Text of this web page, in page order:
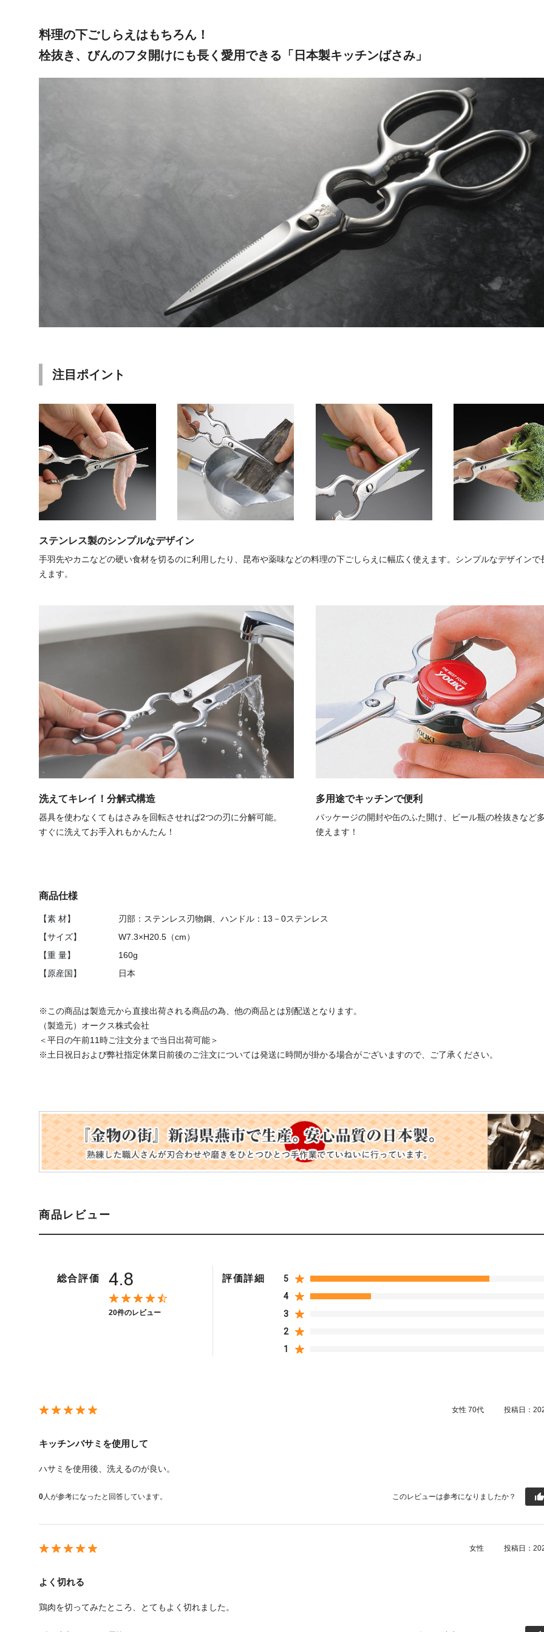
料理の下ごしらえはもちろん！
栓抜き、びんのフタ開けにも長く愛用できる「日本製キッチンばさみ」
注目ポイント
ステンレス製のシンプルなデザイン
手羽先やカニなどの硬い食材を切るのに利用したり、昆布や薬味などの料理の下ごしらえに幅広く使えます。シンプルなデザインで
えます。
洗えてキレイ！分解式構造
器具を使わなくてもはさみを回転させれば2つの刃に分解可能。
すぐに洗えてお手入れもかんたん！
多用途でキッチンで便利
パッケージの開封や缶のふた開け、ビール瓶の栓抜きなど
使えます！
商品仕様
【素 材】
刃部：ステンレス刃物鋼、ハンドル：13－0ステンレス
【サイズ】
W7.3×H20.5（cm）
【重 量】
160g
【原産国】
日本
※この商品は製造元から直接出荷される商品の為、他の商品とは別配送となります。
（製造元）オークス株式会社
＜平日の午前11時ご注文分まで当日出荷可能＞
※土日祝日および弊社指定休業日前後のご注文については発送に時間が掛かる場合がございますので、ご了承ください。
商品レビュー
総合評価 4.8
20件のレビュー
評価詳細
5
4
3
2
1
女性 70代 投稿日：
キッチンバサミを使用して
ハサミを使用後、洗えるのが良い。
0人が参考になったと回答しています。 このレビューは参考になりましたか？
女性 投稿日：
よく切れる
鶏肉を切ってみたところ、とてもよく切れました。